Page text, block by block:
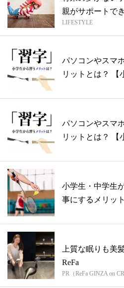
親がサポートで
事
LIFESTYLE
パソコンやスマ
リットとは？ 【
パソコンやスマ
リットとは？ 【
小学生・中学生
事にするメリッ
上質な眠りも美
ReFa
PR（ReFa GINZA on